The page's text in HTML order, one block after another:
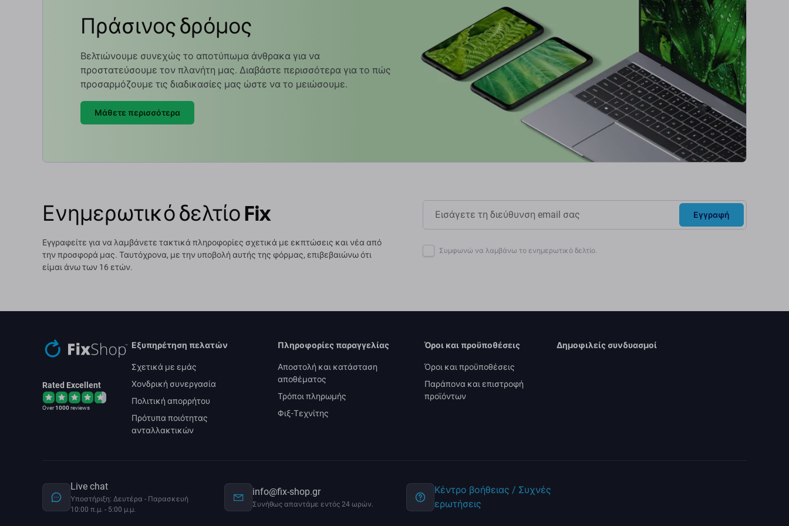
Πράσινος δρόμος
Βελτιώνουμε συνεχώς το αποτύπωμα άνθρακα για να
προστατεύσουμε τον πλανήτη μας. Διαβάστε περισσότερα για το πώς
προσαρμόζουμε τις διαδικασίες μας ώστε να το μειώσουμε.
Μάθετε περισσότερα
Ενημερωτικό δελτίο Fix
Εγγραφείτε για να λαμβάνετε τακτικά πληροφορίες σχετικά με εκπτώσεις και νέα από
την προσφορά μας. Ταυτόχρονα, με την υποβολή αυτής της φόρμας, επιβεβαιώνω ότι
είμαι άνω των 16 ετών.
Εγγραφή
Συμφωνώ να λαμβάνω το ενημερωτικό δελτίο.
Rated Excellent
Over1000reviews
Εξυπηρέτηση πελατών
Σχετικά με εμάς
Χονδρική συνεργασία
Πολιτική απορρήτου
Πρότυπα ποιότητας
ανταλλακτικών
Πληροφορίες παραγγελίας
Αποστολή και κατάσταση
αποθέματος
Τρόποι πληρωμής
Φιξ-Τεχνίτης
Όροι και προϋποθέσεις
Όροι και προϋποθέσεις
Παράπονα και επιστροφή
προϊόντων
Δημοφιλείς συνδυασμοί
Live chat
Υποστήριξη: Δευτέρα - Παρασκευή
10:00 π.μ. - 5:00 μ.μ.
info@fix-shop.gr
Συνήθως απαντάμε εντός 24 ωρών.
Κέντρο βοήθειας / Συχνές
ερωτήσεις